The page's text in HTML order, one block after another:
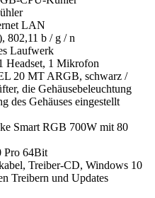
LAN
802,11 b / g / n
Laufwerk
Headset, 1 Mikrofon
20 MT ARGB, schwarz /
die Gehäusebeleuchtung
des Gehäuses eingestellt
Smart RGB 700W mit 80
Pro 64Bit
Treiber-CD, Windows 10
Treibern und Updates